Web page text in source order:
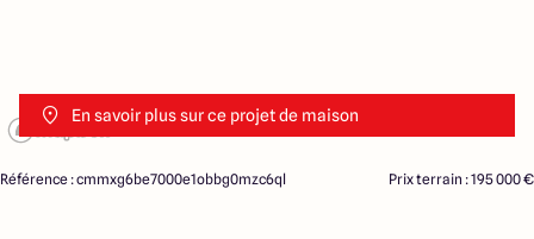
En savoir plus sur ce projet de maison
Référence : cmmxg6be7000e1obbg0mzc6ql Prix terrain : 195 000 €